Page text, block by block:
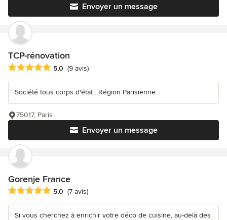
Envoyer un message
TCP-rénovation
Note moyenne : 5 étoiles sur 5
5,0 (9 avis)
Société tous corps d'état . Région Parisienne
Envoyer un message
75017, Paris
Gorenje France
Note moyenne : 5 étoiles sur 5
5,0 (7 avis)
Si vous cherchez à enrichir votre déco de cuisine, au-delà des